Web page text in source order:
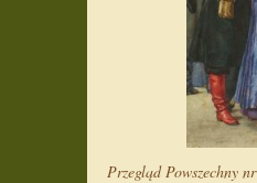
Przegląd Powszechny